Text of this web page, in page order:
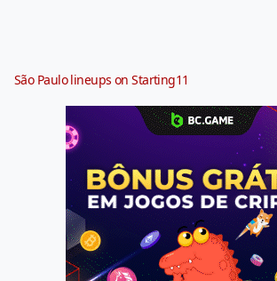
São Paulo lineups on Starting11